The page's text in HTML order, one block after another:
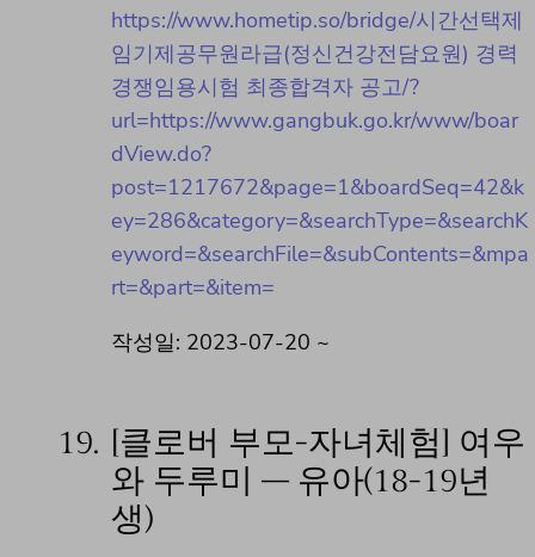
https://www.hometip.so/bridge/시간선택제
임기제공무원라급(정신건강전담요원) 경력
경쟁임용시험 최종합격자 공고/?
url=https://www.gangbuk.go.kr/www/boar
dView.do?
post=1217672&page=1&boardSeq=42&k
ey=286&category=&searchType=&searchK
eyword=&searchFile=&subContents=&mpa
rt=&part=&item=
작성일: 2023-07-20 ~
19. [클로버 부모-자녀체험] 여우
와 두루미 – 유아(18-19년
생)